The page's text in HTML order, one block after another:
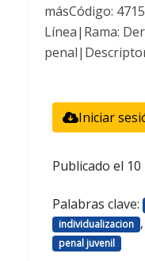
másCódigo:
Línea|Rama:
Iniciar
Publicado el
Palabras clave:
individualizacion ,
penal juvenil